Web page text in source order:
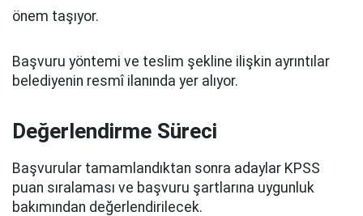
önem taşıyor.
Başvuru yöntemi ve teslim şekline ilişkin ayrıntılar
belediyenin resmî ilanında yer alıyor.
Değerlendirme Süreci
Başvurular tamamlandıktan sonra adaylar KPSS
puan sıralaması ve başvuru şartlarına uygunluk
bakımından değerlendirilecek.